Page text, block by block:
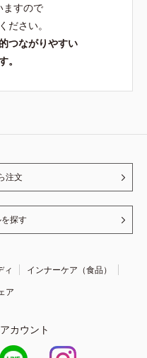
ますので
ださい。
つながりやすい
。
注文
探す
ィ
インナーケア（食品）
ア
カウント